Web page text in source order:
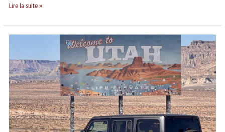
Lire la suite »
en
Jeep
Wrangler,
le
rêve
américain
(avec